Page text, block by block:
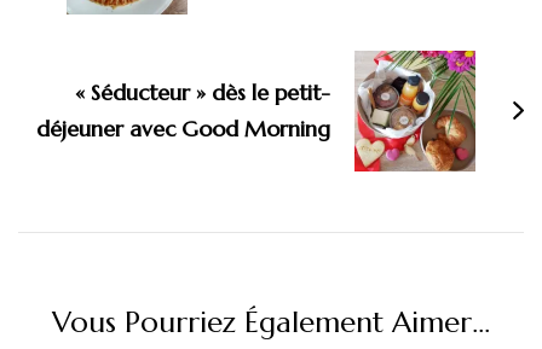
« Séducteur » dès le petit-
déjeuner avec Good Morning
Vous Pourriez Également Aimer...